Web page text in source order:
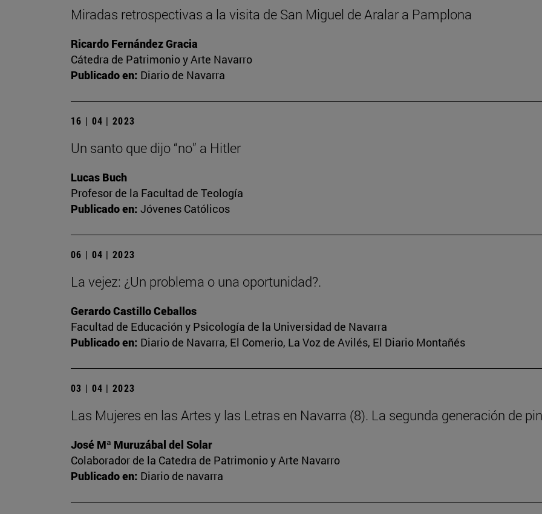
Miradas retrospectivas a la visita de San Miguel de Aralar a Pamplona
Ricardo Fernández Gracia
Cátedra de Patrimonio y Arte Navarro
Publicado en: Diario de Navarra
16 | 04 | 2023
Un santo que dijo “no” a Hitler
Lucas Buch
Profesor de la Facultad de Teología
Publicado en: Jóvenes Católicos
06 | 04 | 2023
La vejez: ¿Un problema o una oportunidad?.
Gerardo Castillo Ceballos
Facultad de Educación y Psicología de la Universidad de Navarra
Publicado en: Diario de Navarra, El Comerio, La Voz de Avilés, El Diario Montañés
03 | 04 | 2023
Las Mujeres en las Artes y las Letras en Navarra (8). La segunda generación de
José Mª Muruzábal del Solar
Colaborador de la Catedra de Patrimonio y Arte Navarro
Publicado en: Diario de navarra